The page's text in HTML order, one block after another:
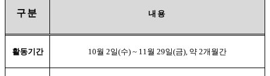
구분 내용
활동기간 10월 2일(수) ~ 11월 29일(금), 약 2개월간